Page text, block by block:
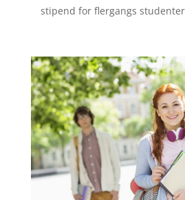
stipend for flergangs